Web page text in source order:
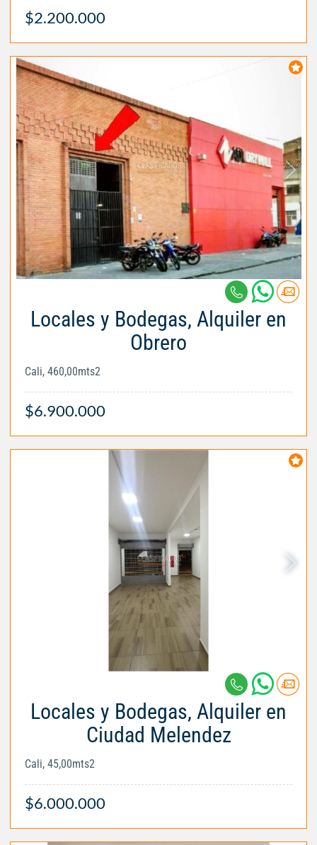
$2.200.000
Locales y Bodegas, Alquiler en
Obrero
Cali, 460,00mts2
$6.900.000
Locales y Bodegas, Alquiler en
Ciudad Melendez
Cali, 45,00mts2
$6.000.000